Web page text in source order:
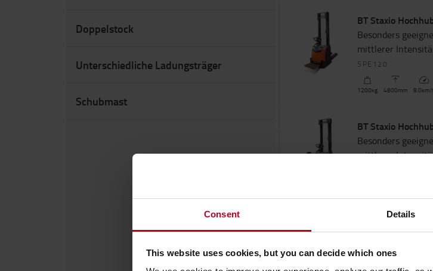
Consent Details
This website uses cookies, but you can decide which ones
Doppelstock
Unterschiedliche Ladungsträger
Schubmast
BT Staxio
Besonders
mittlerer
SPE120
1200kg 4800mm 8.0km/
BT Staxio
Besonders
mittlerer
BT Staxio
Besonders